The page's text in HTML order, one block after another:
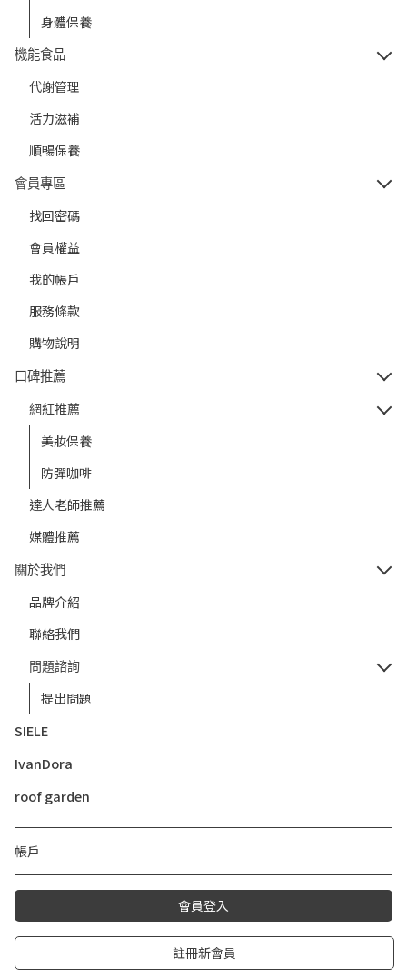
身體保養
機能食品
代謝管理
活力滋補
順暢保養
會員專區
找回密碼
會員權益
我的帳戶
服務條款
購物說明
口碑推薦
網紅推薦
美妝保養
防彈咖啡
達人老師推薦
媒體推薦
關於我們
品牌介紹
聯絡我們
問題諮詢
提出問題
SIELE
IvanDora
roof garden
帳戶
會員登入
註冊新會員